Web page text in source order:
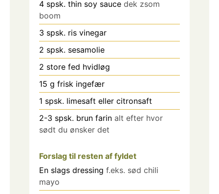
4 spsk. thin soy sauce dek zsom
boom
3 spsk. ris vinegar
2 spsk. sesamolie
2 store fed hvidløg
15 g frisk ingefær
1 spsk. limesaft eller citronsaft
2-3 spsk. brun farin alt efter hvor
sødt du ønsker det
Forslag til resten af fyldet
En slags dressing f.eks. sød chili
mayo